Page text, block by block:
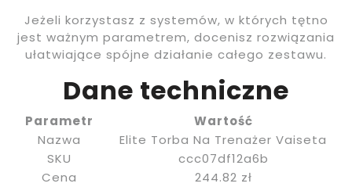
Jeżeli korzystasz z systemów, w których tętno
jest ważnym parametrem, docenisz rozwiązania
ułatwiające spójne działanie całego zestawu.
Dane techniczne
Parametr
Wartość
Nazwa
Elite Torba Na Trenażer Vaiseta
SKU
ccc07df12a6b
Cena
244.82 zł